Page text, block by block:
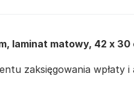
laminat matowy, 42 x 30
zaksięgowania wpłaty i